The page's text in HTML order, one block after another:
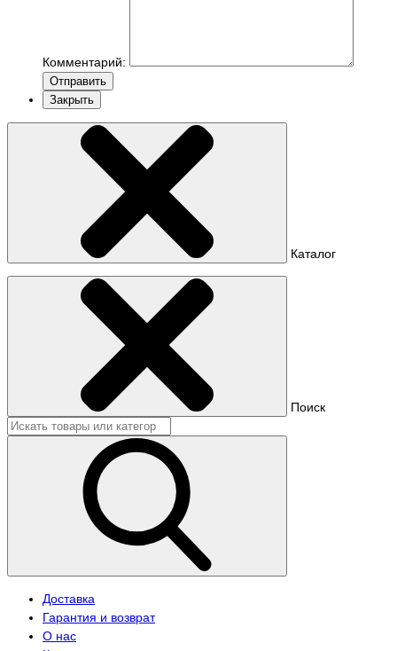
Комментарий:
Отправить
Закрыть
Каталог
Поиск
Доставка
Гарантия и возврат
О нас